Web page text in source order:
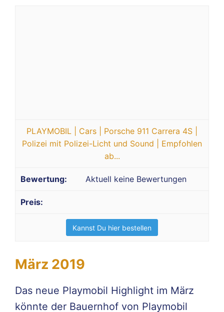
PLAYMOBIL | Cars | Porsche 911 Carrera 4S |
Polizei mit Polizei-Licht und Sound | Empfohlen
ab...
Aktuell keine Bewertungen
Kannst Du hier bestellen
März 2019
Das neue Playmobil Highlight im März
könnte der Bauernhof von Playmobil